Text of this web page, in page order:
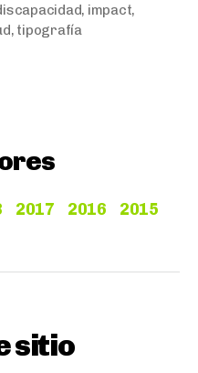
, impact,
, tipografía
2017 2016
2015
sitio